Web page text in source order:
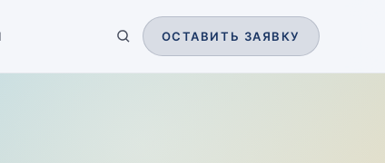
ОСТАВИТЬ ЗАЯВКУ